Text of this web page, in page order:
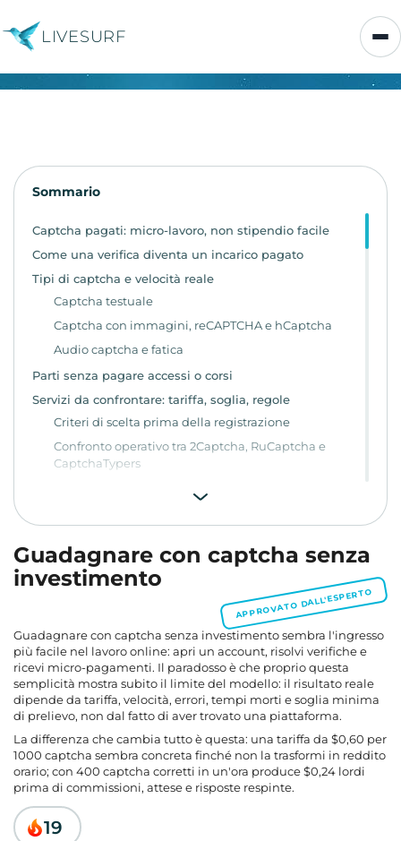
LIVESURF
Sommario
Captcha pagati: micro-lavoro, non stipendio facile
Come una verifica diventa un incarico pagato
Tipi di captcha e velocità reale
Captcha testuale
Captcha con immagini, reCAPTCHA e hCaptcha
Audio captcha e fatica
Parti senza pagare accessi o corsi
Servizi da confrontare: tariffa, soglia, regole
Criteri di scelta prima della registrazione
Confronto operativo tra 2Captcha, RuCaptcha e
CaptchaTypers
Rischi e segnali da fermare subito
Alternative: microtask, borse di incarichi, referral
Captcha manuale: prova rapida, tetto basso
Microtask semplici: più varietà, più istruzioni
Borse di incarichi: più margine, più frizione
Referral e CPA: funzionano solo con pubblico
Test di 20-30 minuti per decidere
Guadagnare con captcha senza
investimento
APPROVATO DALL'ESPERTO
Guadagnare con captcha senza investimento sembra l'ingresso
più facile nel lavoro online: apri un account, risolvi verifiche e
ricevi micro-pagamenti. Il paradosso è che proprio questa
semplicità mostra subito il limite del modello: il risultato reale
dipende da tariffa, velocità, errori, tempi morti e soglia minima
di prelievo, non dal fatto di aver trovato una piattaforma.
La differenza che cambia tutto è questa: una tariffa da $0,60 per
1000 captcha sembra concreta finché non la trasformi in reddito
orario; con 400 captcha corretti in un'ora produce $0,24 lordi
prima di commissioni, attese e risposte respinte.
19